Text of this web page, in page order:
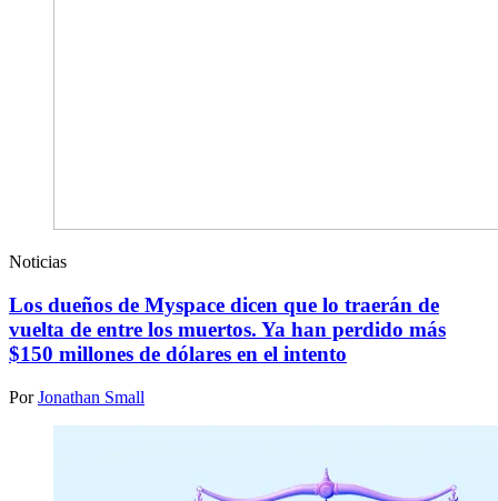
Noticias
Los dueños de Myspace dicen que lo traerán de
vuelta de entre los muertos. Ya han perdido más
$150 millones de dólares en el intento
PorJonathan Small